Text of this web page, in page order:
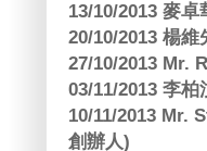
13/10/2013 麥
20/10/2013 楊
27/10/2013 Mr.
03/11/2013 李
10/11/2013 Mr.
創辦人)